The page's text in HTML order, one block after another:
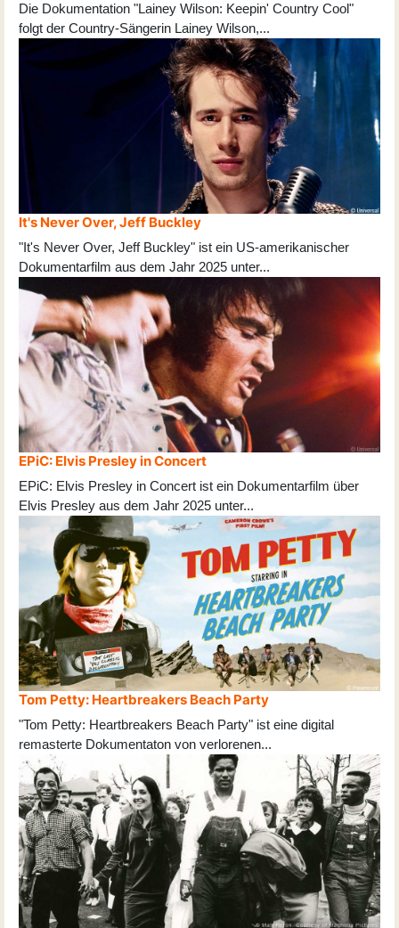
Die Dokumentation "Lainey Wilson: Keepin' Country Cool"
folgt der Country-Sängerin Lainey Wilson,...
It's Never Over, Jeff Buckley
"It's Never Over, Jeff Buckley" ist ein US-amerikanischer
Dokumentarfilm aus dem Jahr 2025 unter...
EPiC: Elvis Presley in Concert
EPiC: Elvis Presley in Concert ist ein Dokumentarfilm über
Elvis Presley aus dem Jahr 2025 unter...
Tom Petty: Heartbreakers Beach Party
"Tom Petty: Heartbreakers Beach Party" ist eine digital
remasterte Dokumentaton von verlorenen...